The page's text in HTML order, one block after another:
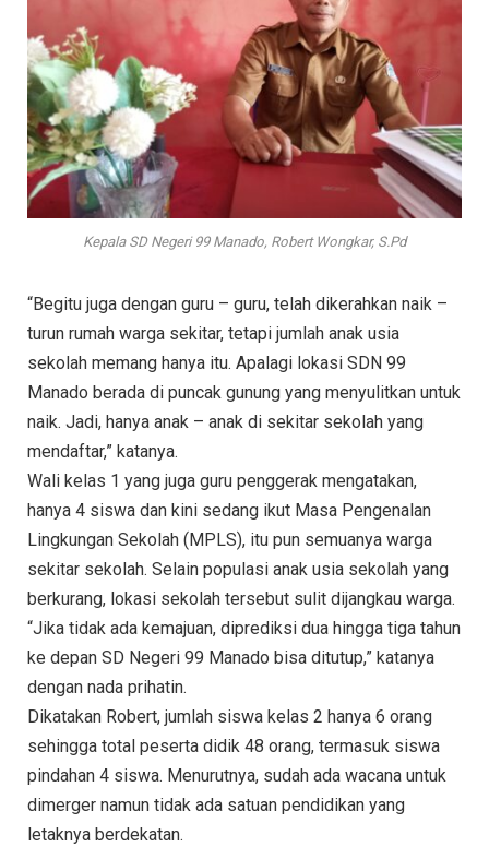
Kepala SD Negeri 99 Manado, Robert Wongkar, S.Pd
“Begitu juga dengan guru – guru, telah dikerahkan naik –
turun rumah warga sekitar, tetapi jumlah anak usia
sekolah memang hanya itu. Apalagi lokasi SDN 99
Manado berada di puncak gunung yang menyulitkan untuk
naik. Jadi, hanya anak – anak di sekitar sekolah yang
mendaftar,” katanya.
Wali kelas 1 yang juga guru penggerak mengatakan,
hanya 4 siswa dan kini sedang ikut Masa Pengenalan
Lingkungan Sekolah (MPLS), itu pun semuanya warga
sekitar sekolah. Selain populasi anak usia sekolah yang
berkurang, lokasi sekolah tersebut sulit dijangkau warga.
“Jika tidak ada kemajuan, diprediksi dua hingga tiga tahun
ke depan SD Negeri 99 Manado bisa ditutup,” katanya
dengan nada prihatin.
Dikatakan Robert, jumlah siswa kelas 2 hanya 6 orang
sehingga total peserta didik 48 orang, termasuk siswa
pindahan 4 siswa. Menurutnya, sudah ada wacana untuk
dimerger namun tidak ada satuan pendidikan yang
letaknya berdekatan.